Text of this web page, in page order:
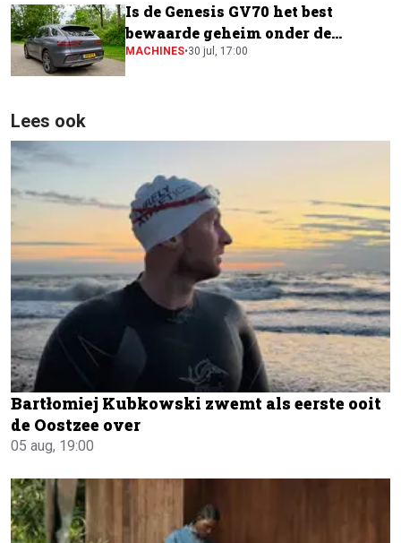
Is de Genesis GV70 het best
bewaarde geheim onder de
elektrische SUV's?
MACHINES•30 jul, 17:00
Lees ook
Bartłomiej Kubkowski zwemt als eerste ooit
de Oostzee over
05 aug, 19:00